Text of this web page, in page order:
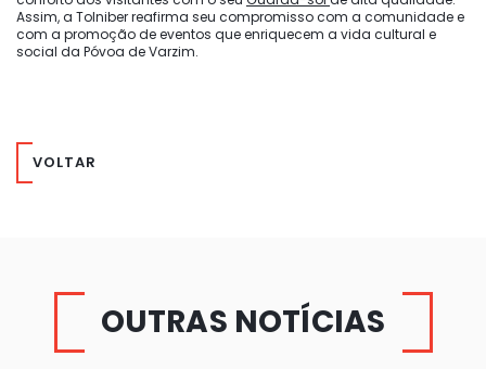
Assim, a Tolniber reafirma seu compromisso com a comunidade e
com a promoção de eventos que enriquecem a vida cultural e
social da Póvoa de Varzim.
VOLTAR
OUTRAS NOTÍCIAS